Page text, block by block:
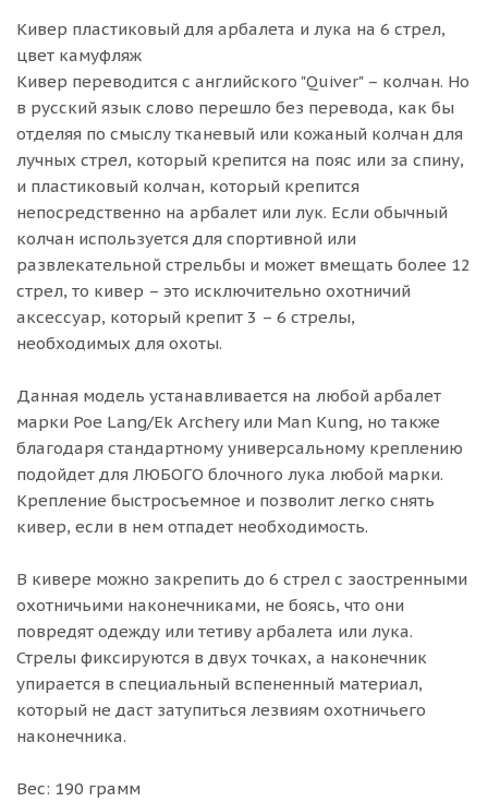
Кивер пластиковый для арбалета и лука на 6 стрел,
цвет камуфляж
Кивер переводится с английского "Quiver" – колчан. Но
в русский язык слово перешло без перевода, как бы
отделяя по смыслу тканевый или кожаный колчан для
лучных стрел, который крепится на пояс или за спину,
и пластиковый колчан, который крепится
непосредственно на арбалет или лук. Если обычный
колчан используется для спортивной или
развлекательной стрельбы и может вмещать более 12
стрел, то кивер – это исключительно охотничий
аксессуар, который крепит 3 – 6 стрелы,
необходимых для охоты.
Данная модель устанавливается на любой арбалет
марки Poe Lang/Ek Archery или Man Kung, но также
благодаря стандартному универсальному креплению
подойдет для ЛЮБОГО блочного лука любой марки.
Крепление быстросъемное и позволит легко снять
кивер, если в нем отпадет необходимость.
В кивере можно закрепить до 6 стрел с заостренными
охотничьими наконечниками, не боясь, что они
повредят одежду или тетиву арбалета или лука.
Стрелы фиксируются в двух точках, а наконечник
упирается в специальный вспененный материал,
который не даст затупиться лезвиям охотничьего
наконечника.
Вес: 190 грамм